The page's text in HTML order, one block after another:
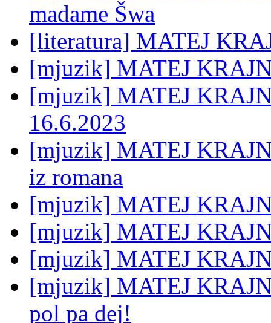
madame Šwa
[literatura] MATEJ
[mjuzik] MATEJ
[mjuzik] MATEJ
16.6.2023
[mjuzik] MATEJ
iz romana
[mjuzik] MATEJ
[mjuzik] MATEJ
[mjuzik] MATEJ
[mjuzik] MATEJ
pol pa dej!